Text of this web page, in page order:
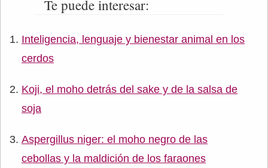
Te puede interesar:
Inteligencia, lenguaje y bienestar animal en los
cerdos
Koji, el moho detrás del sake y de la salsa de
soja
Aspergillus niger: el moho negro de las
cebollas y la maldición de los faraones